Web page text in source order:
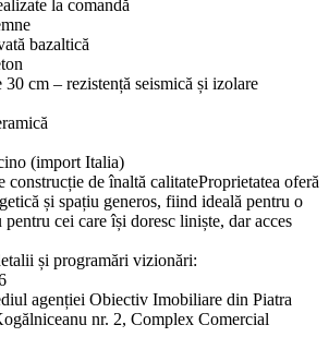
la comandă
bazaltică
cm – rezistență seismică și izolare
(import Italia)
construcție de înaltă calitateProprietatea oferă
și spațiu generos, fiind ideală pentru o
cei care își doresc liniște, dar acces
și programări vizionări:
agenției Obiectiv Imobiliare din Piatra
nr. 2, Complex Comercial